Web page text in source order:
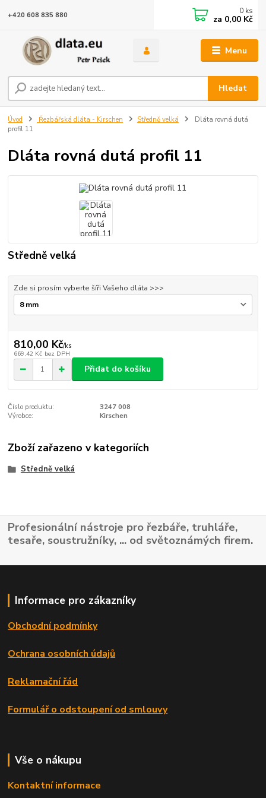
Menu
Hledat
+420 608 835 880 0 ks
za 0,00 Kč
Úvod Řezbářská dláta - Kirschen Středně velká
Dláta rovná dutá
profil 11
Dláta rovná dutá profil 11
Středně velká
Zde si prosím vyberte šíři Vašeho dláta >>>
810,00 Kč/ks
669,42 Kč bez DPH
Přidat do košíku
Číslo produktu:
3247 008
Výrobce:
Kirschen
Zboží zařazeno v kategoriích
Středně velká
Profesionální nástroje pro řezbáře, truhláře,
tesaře, soustružníky, ... od světoznámých firem.
Informace pro zákazníky
Obchodní podmínky
Ochrana osobních údajů
Reklamační řád
Formulář o odstoupení od smlouvy
Vše o nákupu
Kontaktní informace